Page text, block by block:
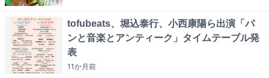
tofubeats、堀込泰行、小西康陽ら出演「パ
ンと音楽とアンティーク」タイムテーブル発
表
11か月前